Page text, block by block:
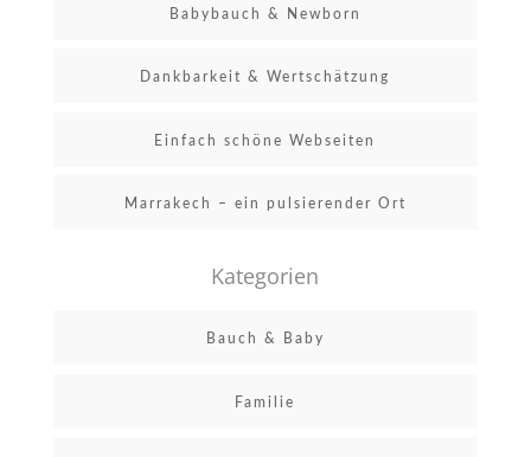
Babybauch & Newborn
Dankbarkeit & Wertschätzung
Einfach schöne Webseiten
Marrakech – ein pulsierender Ort
Kategorien
Bauch & Baby
Familie